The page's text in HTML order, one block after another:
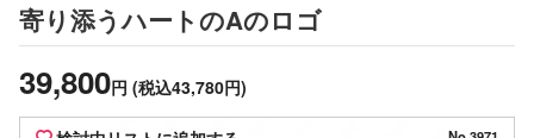
寄り添うハートのAのロゴ
39,800円 (税込43,780円)